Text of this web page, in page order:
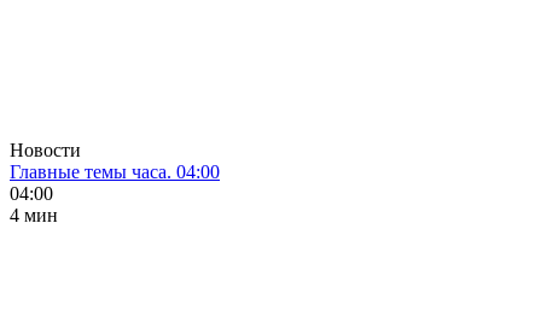
Новости
Главные темы часа. 04:00
04:00
4 мин